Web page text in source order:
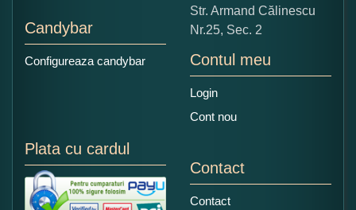
Candybar
Configureaza candybar
Str. Armand Călinescu
Nr.25, Sec. 2
Contul meu
Login
Cont nou
Plata cu cardul
Contact
Contact